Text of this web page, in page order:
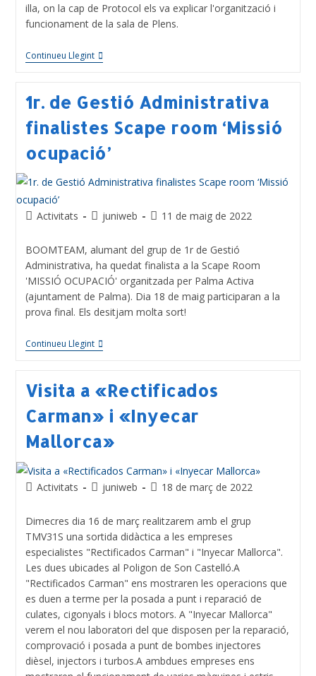
illa, on la cap de Protocol els va explicar l'organització i
funcionament de la sala de Plens.
Continueu Llegint
1r. de Gestió Administrativa
finalistes Scape room ‘Missió
ocupació’
Activitats juniweb 11 de maig de 2022
BOOMTEAM, alumant del grup de 1r de Gestió
Administrativa, ha quedat finalista a la Scape Room
'MISSIÓ OCUPACIÓ' organitzada per Palma Activa
(ajuntament de Palma). Dia 18 de maig participaran a la
prova final. Els desitjam molta sort!
Continueu Llegint
Visita a «Rectificados
Carman» i «Inyecar
Mallorca»
Activitats juniweb 18 de març de 2022
Dimecres dia 16 de març realitzarem amb el grup
TMV31S una sortida didàctica a les empreses
especialistes "Rectificados Carman" i "Inyecar Mallorca".
Les dues ubicades al Poligon de Son Castelló.A
"Rectificados Carman" ens mostraren les operacions que
es duen a terme per la posada a punt i reparació de
culates, cigonyals i blocs motors. A "Inyecar Mallorca"
verem el nou laboratori del que disposen per la reparació,
comprovació i posada a punt de bombes injectores
dièsel, injectors i turbos.A ambdues empreses ens